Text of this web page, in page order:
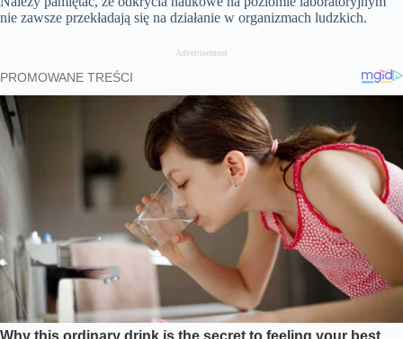
nie zawsze przekładają się na działanie w organizmach ludzkich.
Advertisement